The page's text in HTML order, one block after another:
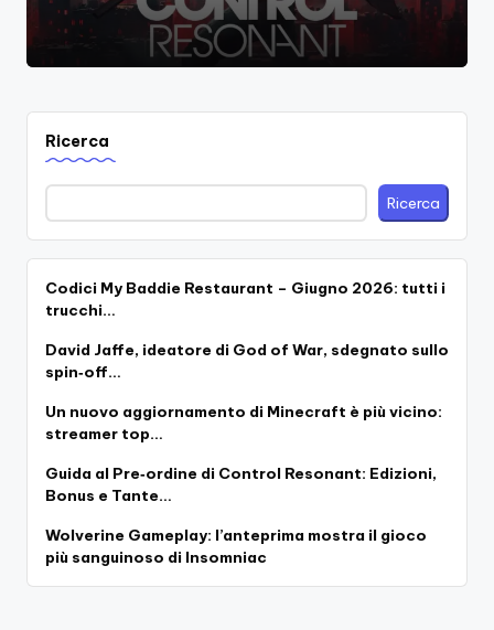
Ricerca
Ricerca
Codici My Baddie Restaurant – Giugno 2026: tutti i
trucchi…
David Jaffe, ideatore di God of War, sdegnato sullo
spin‑off…
Un nuovo aggiornamento di Minecraft è più vicino:
streamer top…
Guida al Pre‑ordine di Control Resonant: Edizioni,
Bonus e Tante…
Wolverine Gameplay: l’anteprima mostra il gioco
più sanguinoso di Insomniac